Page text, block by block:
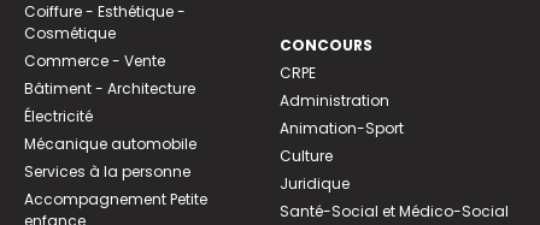
Coiffure - Esthétique -
Cosmétique
Commerce - Vente
Bâtiment - Architecture
Électricité
Mécanique automobile
Services à la personne
Accompagnement Petite
enfance
CONCOURS
CRPE
Administration
Animation-Sport
Culture
Juridique
Santé-Social et Médico-Social